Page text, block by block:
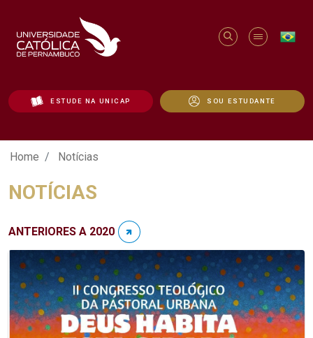
ESTUDE NA UNICAP SOU ESTUDANTE
Notícias - Unicap
Home Notícias
NOTÍCIAS
ANTERIORES A 2020